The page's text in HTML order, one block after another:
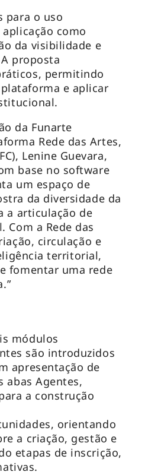
para o uso
como
da visibilidade e
proposta
permitindo
e aplicar
da Funarte
Rede das Artes,
Lenine Guevara,
base no software
um espaço de
da diversidade da
a articulação de
Com a Rede das
circulação e
territorial,
fomentar uma rede
módulos
são introduzidos
apresentação de
abas Agentes,
a construção
orientando
a criação, gestão e
etapas de inscrição,